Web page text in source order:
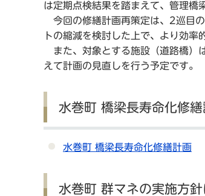
は定期点検結果を踏まえて、管理橋
今回の修繕計画再策定は、2巡目
トの縮減を検討した上で、より効率
また、対象とする施設（道路橋）
えて計画の見直しを行う予定です。
水巻町 橋梁長寿命化修
水巻町 橋梁長寿命化修繕計画
水巻町 群マネの実施方